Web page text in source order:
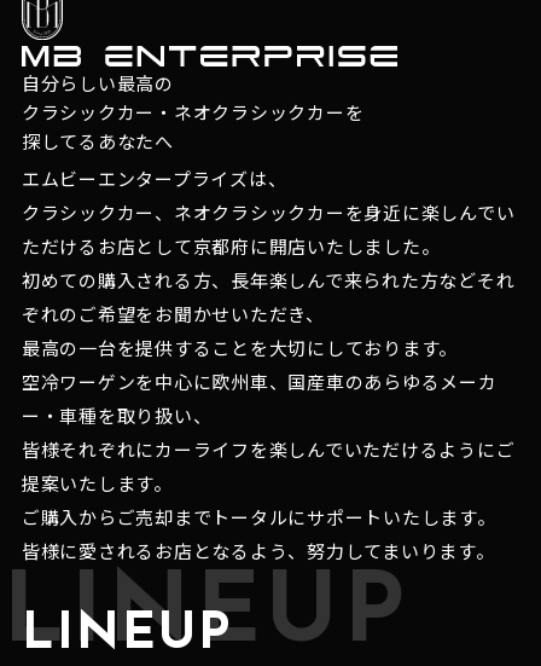
自分らしい最高の
クラシックカー・ネオクラシックカーを
探してるあなたへ
エムビーエンタープライズは、
クラシックカー、ネオクラシックカーを身近に楽しんでい
ただけるお店として京都府に開店いたしました。
初めての購入される方、長年楽しんで来られた方などそれ
ぞれのご希望をお聞かせいただき、
最高の一台を提供することを大切にしております。
空冷ワーゲンを中心に欧州車、国産車のあらゆるメーカ
ー・車種を取り扱い、
皆様それぞれにカーライフを楽しんでいただけるようにご
提案いたします。
ご購入からご売却までトータルにサポートいたします。
皆様に愛されるお店となるよう、努力してまいります。
LINEUP
LINEUP